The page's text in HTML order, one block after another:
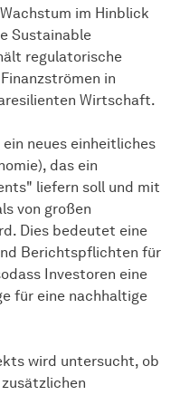
im Hinblick
Sustainable
regulatorische
in
Wirtschaft.
neues einheitliches
das ein
liefern soll und mit
von großen
Dies bedeutet eine
Berichtspflichten für
Investoren eine
für eine nachhaltige
wird untersucht, ob